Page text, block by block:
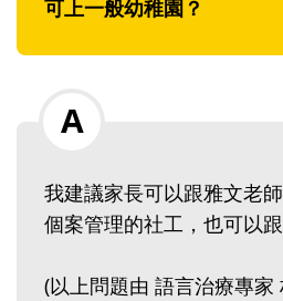
可上一般幼稚園？
我建議家長可以跟雅文老
個案管理的社工，也可以跟
(以上問題由 語言治療專家